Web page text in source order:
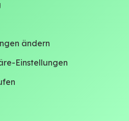
ändern
Einstellungen